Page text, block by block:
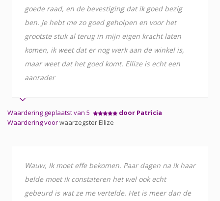
goede raad, en de bevestiging dat ik goed bezig
ben. Je hebt me zo goed geholpen en voor het
grootste stuk al terug in mijn eigen kracht laten
komen, ik weet dat er nog werk aan de winkel is,
maar weet dat het goed komt. Ellize is echt een
aanrader
Waardering geplaatst van 5
door Patricia
Waardering voorwaarzegster Ellize
Wauw, Ik moet effe bekomen. Paar dagen na ik haar
belde moet ik constateren het wel ook echt
gebeurd is wat ze me vertelde. Het is meer dan de